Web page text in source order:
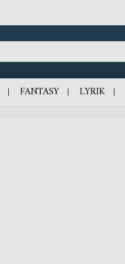
FANTASY LYRIK